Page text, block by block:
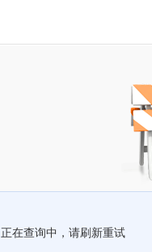
正在查询中，请刷新重试